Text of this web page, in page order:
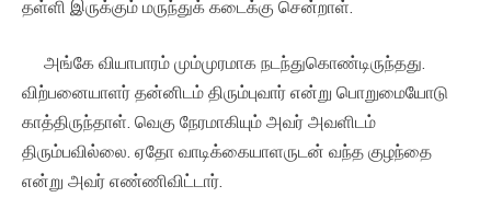
தள்ளி இருக்கும் மருந்துக் கடைக்கு சென்றாள்.
அங்கே வியாபாரம் மும்முரமாக நடந்துகொண்டிருந்தது.
விற்பனையாளர் தன்னிடம் திரும்புவார் என்று பொறுமையோடு
காத்திருந்தாள். வெகு நேரமாகியும் அவர் அவளிடம்
திரும்பவில்லை. ஏதோ வாடிக்கையாளருடன் வந்த குழந்தை
என்று அவர் எண்ணிவிட்டார்.